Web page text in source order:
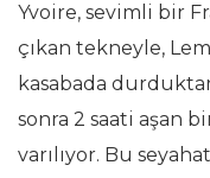
Yvoire, sevimli bir
çıkan tekneyle,
kasabada
sonra 2 saati aşan
varılıyor. Bu